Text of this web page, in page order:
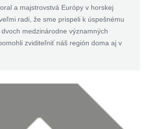
a majstrovstvá Európy v horskej
radi, že sme prispeli k úspešnému
medzinárodne významných
zviditeľniť náš región doma aj v